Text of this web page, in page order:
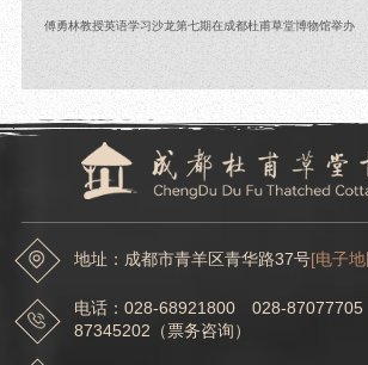
傅勇林教授英语学习沙龙第七期在成都杜甫草堂博物馆举办
地址：成都市青羊区青华路37号[电子地
电话：028-68921800 028-
87345202（票务咨询）